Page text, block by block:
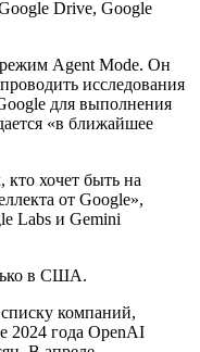
Drive, Google
Agent Mode. Он
исследования
для выполнения
«в ближайшее
хочет быть на
от Google»,
Labs и Gemini
в США.
компаний,
2024 года OpenAI